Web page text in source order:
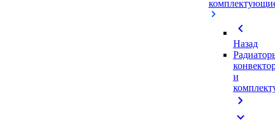
chevron_left
Назад
и
chevron_right
expand_more